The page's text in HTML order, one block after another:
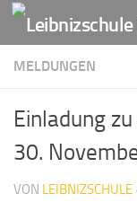
Zum Inhalt
MELDUNGEN
Einladung
30.
VON LEIBNIZSCHULE